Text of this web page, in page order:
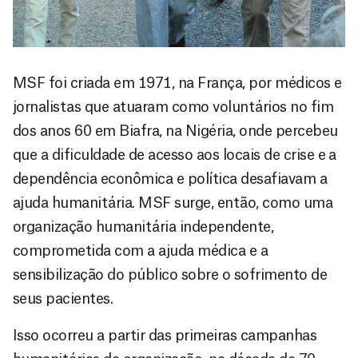
MSF foi criada em 1971, na França, por médicos e
jornalistas que atuaram como voluntários no fim
dos anos 60 em Biafra, na Nigéria, onde percebeu
que a dificuldade de acesso aos locais de crise e a
dependência econômica e política desafiavam a
ajuda humanitária. MSF surge, então, como uma
organização humanitária independente,
comprometida com a ajuda médica e a
sensibilização do público sobre o sofrimento de
seus pacientes.
Isso ocorreu a partir das primeiras campanhas